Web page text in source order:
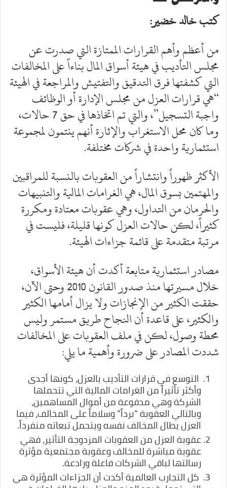
كتب خالد خضير:
من أعظم وأهم القرارات الممتازة التي صدرت عن
مجلس التأديب في هيئة أسواق المال بناءاً على المخالفات
التي كشفتها فرق التدقيق والتفتيش والمراجعة في الهيئة
“هي قرارات العزل من مجلس الإدارة أو الوظائف
واجبة التسجيل”، والتي تم اتخاذها في حق 7 حالات،
وما كان محل الاستغراب والإثارة أنهم ينتمون لمجموعة
استثمارية واحدة في شركات مختلفة.
الأكثر ظهوراً وانتشاراً من العقوبات بالنسبة للمراقبين
والمهتمين بسوق المال، هي الغرامات المالية والتنبيهات
والحرمان من التداول، وهي عقوبات معتادة ومكررة
كثيراً، لكن حالات العزل كونها قليلة، فليست في
مرتبة متقدمة على قائمة جزاءات الهيئة.
مصادر استثمارية متابعة أكدت أن هيئة الأسواق،
خلال مسيرتها منذ صدور القانون 2010 وحتى الآن،
حققت الكثير من الإنجازات ولا يزال أمامها الكثير
والكثير، على قاعدة أن النجاح طريق مستمر وليس
محطة وصول، لكن في ملف العقوبات على المخالفات
شددت المصادر على ضرورة وأهمية ما يلي:
التوسع في قرارات التأديب بالعزل، كونها أجدى
وأكثر تأثيراً من الغرامات المالية التي تتحملها
الشركة وهي مدفوعة من أموال المساهمين،
وبالتالي العقوبة “برداً” وسلاماً على المخالف، فيما
العزل يطال المخالف نفسه ويتحمل تبعاته منفرداً.
عقوبة العزل من العقوبات المزدوجة التأثير، فهي
عقوبة مباشرة للمخالف وعقوبة مجتمعية مؤثرة
رسالتها لباقي الشركات فاعلة ورادعة.
كل التجارب العالمية أكدت أن الجزاءات المؤثرة هي